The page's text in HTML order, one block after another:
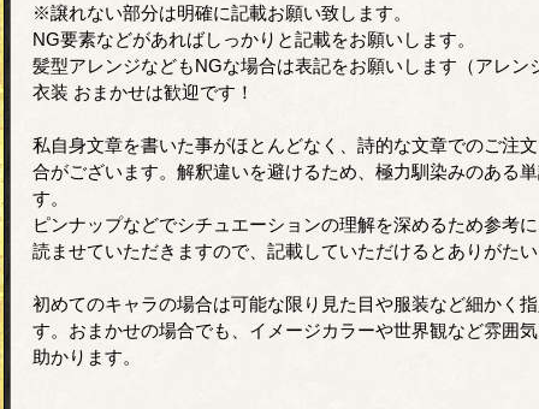
※譲れない部分は明確に記載お願い致します。
NG要素などがあればしっかりと記載をお願いします。
髪型アレンジなどもNGな場合は表記をお願いします（アレン
衣装 おまかせは歓迎です！
私自身文章を書いた事がほとんどなく、詩的な文章でのご注
合がございます。解釈違いを避けるため、極力馴染みのある
す。
ピンナップなどでシチュエーションの理解を深めるため参考
読ませていただきますので、記載していただけるとありがた
初めてのキャラの場合は可能な限り見た目や服装など細かく
す。おまかせの場合でも、イメージカラーや世界観など雰囲
助かります。